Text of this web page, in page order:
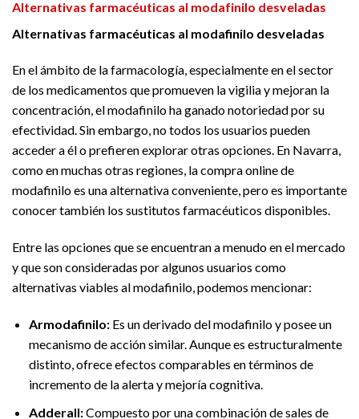
Alternativas farmacéuticas al modafinilo desveladas
Alternativas farmacéuticas al modafinilo desveladas
En el ámbito de la farmacología, especialmente en el sector
de los medicamentos que promueven la vigilia y mejoran la
concentración, el modafinilo ha ganado notoriedad por su
efectividad. Sin embargo, no todos los usuarios pueden
acceder a él o prefieren explorar otras opciones. En Navarra,
como en muchas otras regiones, la compra online de
modafinilo es una alternativa conveniente, pero es importante
conocer también los sustitutos farmacéuticos disponibles.
Entre las opciones que se encuentran a menudo en el mercado
y que son consideradas por algunos usuarios como
alternativas viables al modafinilo, podemos mencionar:
Armodafinilo:Es un derivado del modafinilo y posee un
mecanismo de acción similar. Aunque es estructuralmente
distinto, ofrece efectos comparables en términos de
incremento de la alerta y mejoría cognitiva.
Adderall:Compuesto por una combinación de sales de